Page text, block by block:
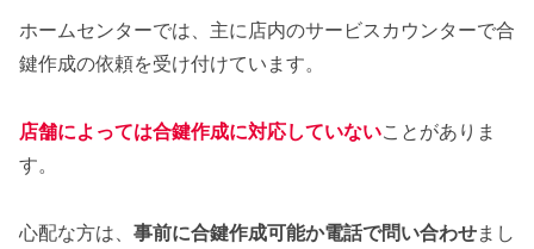
ホームセンターでは、主に店内のサービスカウンターで合
鍵作成の依頼を受け付けています。
店舗によっては合鍵作成に対応していないことがありま
す。
心配な方は、 事前に合鍵作成可能か電話で問い合わせまし